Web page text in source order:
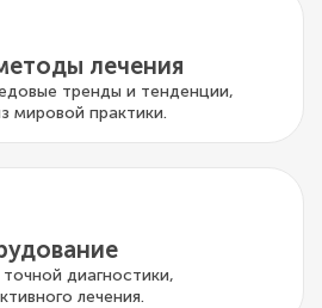
лечения
тренды и тенденции,
мировой практики.
диагностики,
лечения.